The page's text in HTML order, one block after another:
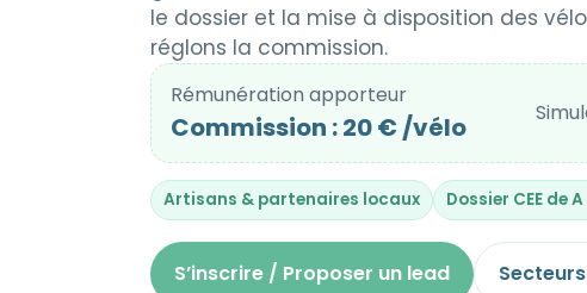
le dossier et la mise à disposition des
réglons la commission.
Rémunération apporteur
Commission : 20 € /vélo
Artisans & partenaires locaux Dossier CEE de
S’inscrire / Proposer un lead